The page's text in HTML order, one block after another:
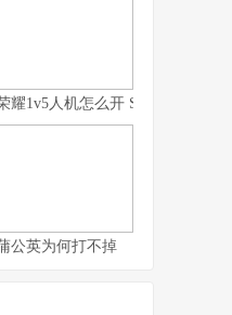
拉野技巧全解析
耀1v5人机怎么开 S44赛季入口
通速成指南
公英为何打不掉